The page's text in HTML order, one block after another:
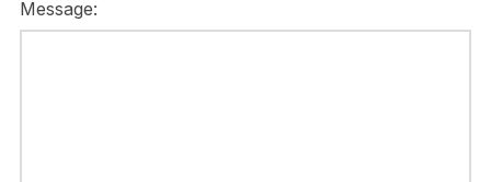
Message: